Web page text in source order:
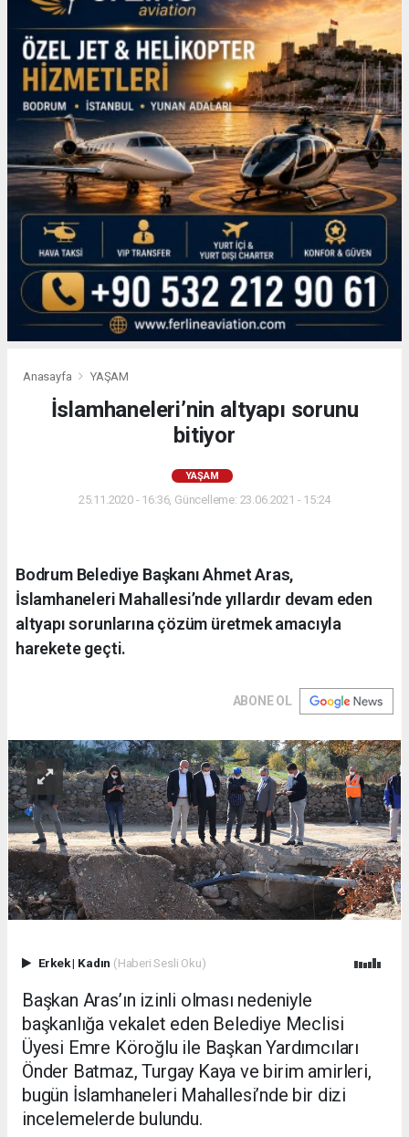
Anasayfa YAŞAM
İslamhaneleri’nin altyapı sorunu
bitiyor
YAŞAM
25.11.2020 - 16:36, Güncelleme: 23.06.2021 - 15:24
Bodrum Belediye Başkanı Ahmet Aras,
İslamhaneleri Mahallesi’nde yıllardır devam eden
altyapı sorunlarına çözüm üretmek amacıyla
harekete geçti.
ABONE OL
Erkek| Kadın (Haberi Sesli Oku)
Başkan Aras’ın izinli olması nedeniyle
başkanlığa vekalet eden Belediye Meclisi
Üyesi Emre Köroğlu ile Başkan Yardımcıları
Önder Batmaz, Turgay Kaya ve birim amirleri,
bugün İslamhaneleri Mahallesi’nde bir dizi
incelemelerde bulundu.